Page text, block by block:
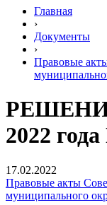
Главная
›
Документы
›
Правовые
2022
17.02.2022
Правовые акты
муниципального